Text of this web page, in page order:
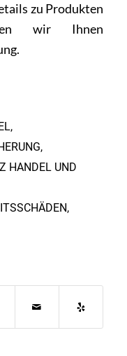
zu Produkten
wir Ihnen
,
,
HANDEL UND
,